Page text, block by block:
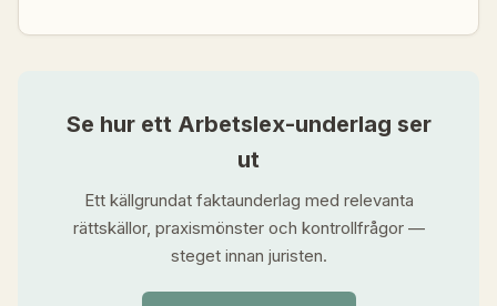
Se hur ett Arbetslex-underlag ser
ut
Ett källgrundat faktaunderlag med relevanta
rättskällor, praxismönster och kontrollfrågor —
steget innan juristen.